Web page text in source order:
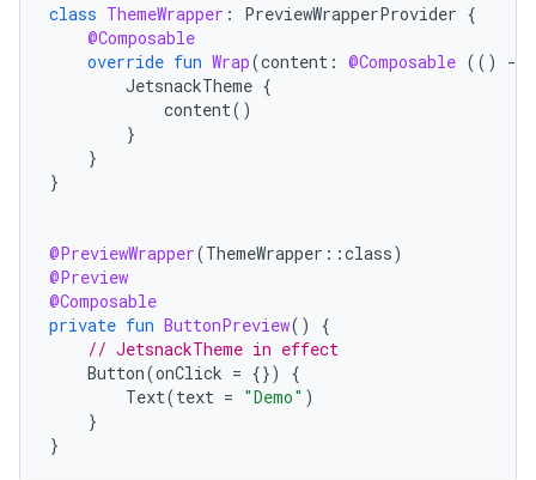
class ThemeWrapper : PreviewWrapperProvider {
@Composable
override fun Wrap(content : @Composable (() -
JetsnackTheme {
content()
}
}
}
@PreviewWrapper(ThemeWrapper ::class)
@Preview
@Composable
private fun ButtonPreview()
{
// JetsnackTheme in effect
Button(onClick = {})
{
Text(text = "Demo" )
}
}